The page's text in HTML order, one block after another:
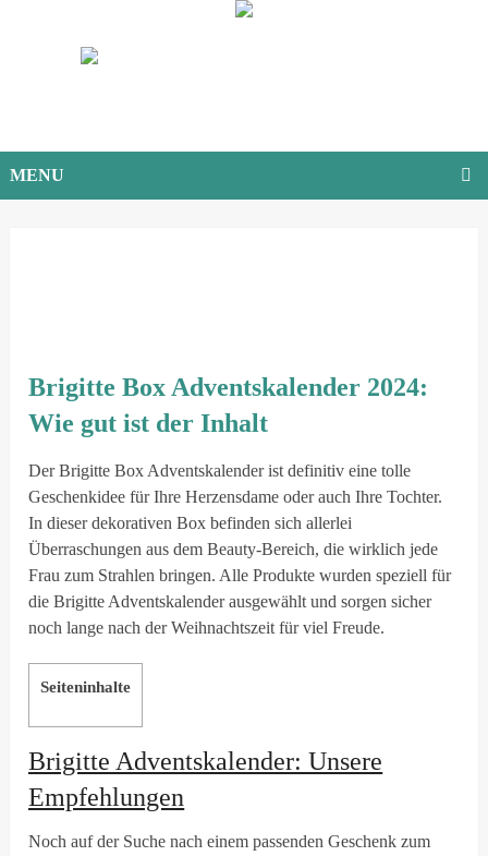
MENU
Brigitte Box Adventskalender 2024:
Wie gut ist der Inhalt
Der Brigitte Box Adventskalender ist definitiv eine tolle
Geschenkidee für Ihre Herzensdame oder auch Ihre Tochter.
In dieser dekorativen Box befinden sich allerlei
Überraschungen aus dem Beauty-Bereich, die wirklich jede
Frau zum Strahlen bringen. Alle Produkte wurden speziell für
die Brigitte Adventskalender ausgewählt und sorgen sicher
noch lange nach der Weihnachtszeit für viel Freude.
Seiteninhalte
Brigitte Adventskalender: Unsere
Empfehlungen
Noch auf der Suche nach einem passenden Geschenk zum